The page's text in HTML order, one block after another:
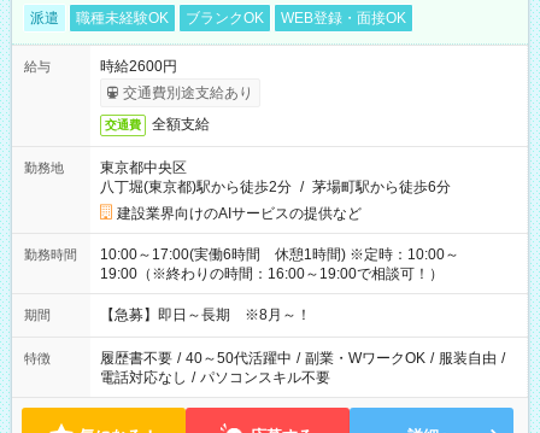
派遣 職種未経験OK ブランクOK WEB登録・面接OK
給与
時給2600円
交通費別途支給あり
交通費 全額支給
勤務地
東京都中央区
八丁堀(東京都)駅から徒歩2分 / 茅場町駅から徒歩6分
建設業界向けのAIサービスの提供など
勤務時間
10:00～17:00(実働6時間 休憩1時間) ※定時：10:00～
19:00（※終わりの時間：16:00～19:00で相談可！）
期間 【急募】即日～長期 ※8月～！
特徴 履歴書不要 / 40～50代活躍中 / 副業・WワークOK / 服装自由 /
電話対応なし / パソコンスキル不要